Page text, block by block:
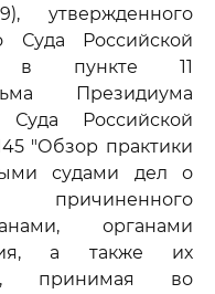
утвержденного
Суда Российской
в пункте 11
Президиума
Российской
"Обзор практики
судами дел о
органами
а также их
принимая во